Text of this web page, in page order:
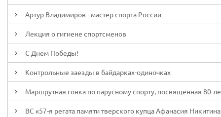
Артур Владимиров - мастер спорта России
Лекция о гигиене спортсменов
С Днем Победы!
Контрольные заезды в байдарках-одиночках
Маршрутная гонка по парусному спорту, посвященная 80-
ВС «57-я регата памяти тверского купца Афанасия